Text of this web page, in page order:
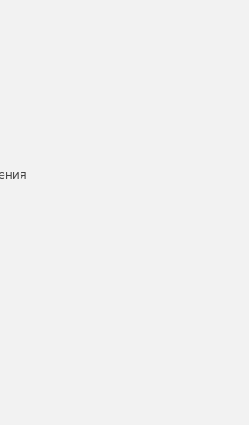
баз данных и т. д.
2008, Windows 7\Mac OS X 10.4
Snow Leopard.
II processor.
256 Мб.